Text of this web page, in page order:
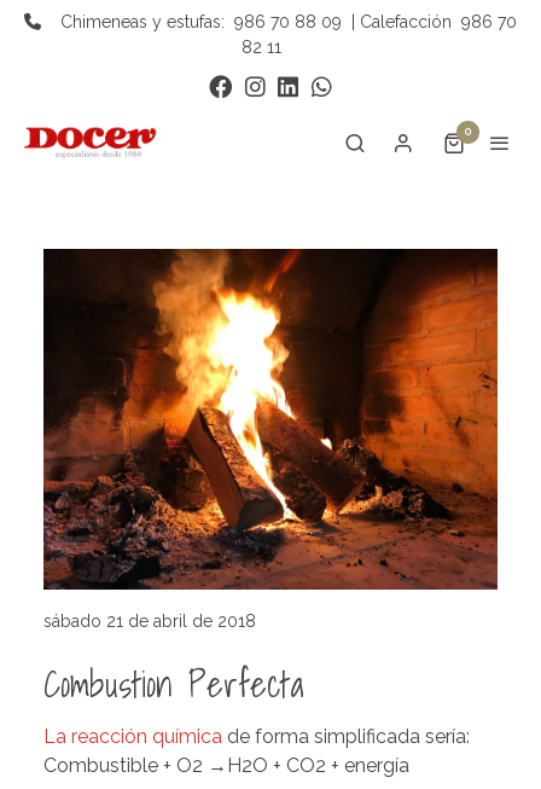
Chimeneas y estufas: 986 70 88 09 | Calefacción 986 70
82 11
0
sábado 21 de abril de 2018
Combustion Perfecta
La reacción química de forma simplificada sería:
Combustible + O2 →H2O + CO2 + energía